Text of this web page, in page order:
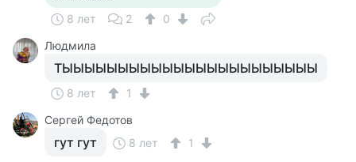
8 лет 2
0
Людмила
ТЫЫЫЫЫЫЫЫЫЫЫЫЫЫЫЫЫЫЫЫЫЫЫ
8 лет
1
Сергей Федотов
гут гут 8 лет 1